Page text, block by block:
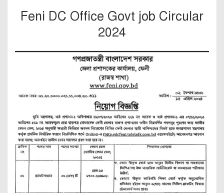
Feni DC Office Govt job Circular
2024